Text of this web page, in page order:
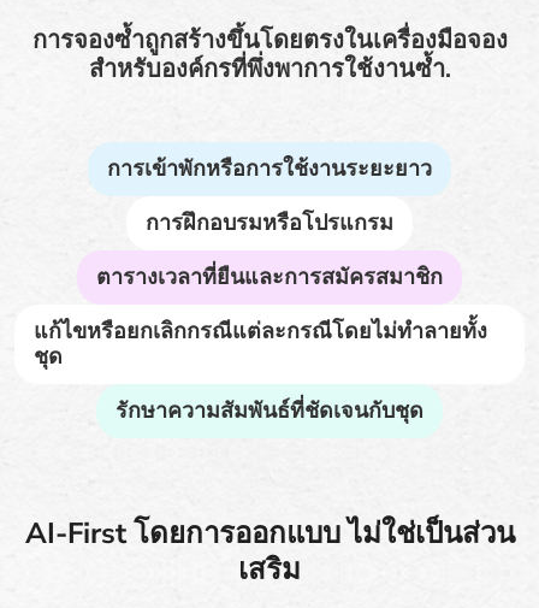
การจองซ้ำถูกสร้างขึ้นโดยตรงในเครื่องมือจอง
สำหรับองค์กรที่พึ่งพาการใช้งานซ้ำ.
การเข้าพักหรือการใช้งานระยะยาว
การฝึกอบรมหรือโปรแกรม
ตารางเวลาที่ยืนและการสมัครสมาชิก
แก้ไขหรือยกเลิกกรณีแต่ละกรณีโดยไม่ทำลายทั้ง
ชุด
รักษาความสัมพันธ์ที่ชัดเจนกับชุด
AI-First โดยการออกแบบ ไม่ใช่เป็นส่วน
เสริม